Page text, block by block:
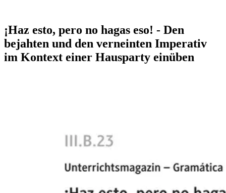
¡Haz esto, pero no hagas eso! - Den
bejahten und den verneinten Imperativ
im Kontext einer Hausparty einüben